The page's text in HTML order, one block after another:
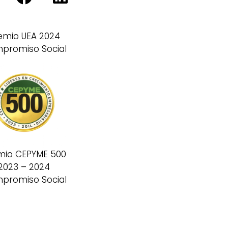
UEA 2024
Social
CEPYME 500
– 2024
Social